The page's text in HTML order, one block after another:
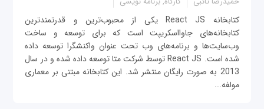
کتابخانه React JS یکی از محبوب‌ترین و قدرتمندترین
کتابخانه‌های جاوااسکریپت است که برای توسعه و ساخت
وب‌سایت‌ها و برنامه‌های وب تحت عنوان واکنشگرا توسعه داده
شده است. React JS توسط شرکت متا توسعه داده شده و در سال
2013 به صورت رایگان منتشر شد. این کتابخانه مبتنی بر معماری
مولفه‌...